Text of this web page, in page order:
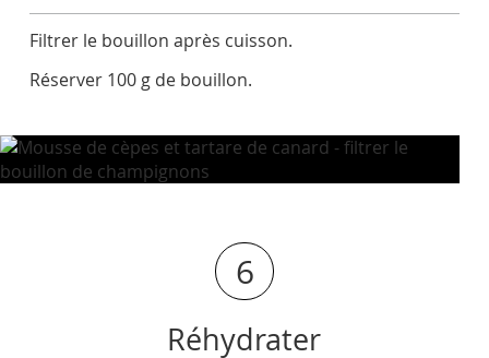
Filtrer le bouillon après cuisson.
Réserver 100 g de bouillon.
6
Réhydrater